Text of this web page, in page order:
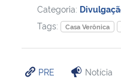
Categoria:
Tags:
Casa Verônica
PRE Notícia